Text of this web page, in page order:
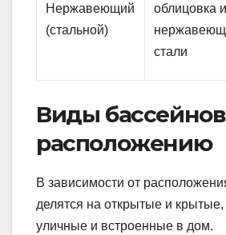
Нержавеющий
(стальной)
облицовка
стали
Виды
расположению
В зависимости от
делятся на открытые и крытые,
уличные и встроенные в дом.